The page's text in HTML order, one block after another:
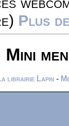
Plus
Mini
librairie Lapin -